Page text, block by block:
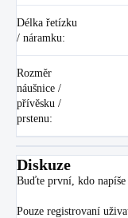
Délka řetízku
/ náramku:
Rozměr
náušnice /
přívěsku /
prstenu:
Diskuze
Buďte první, kdo napíše
Pouze registrovaní